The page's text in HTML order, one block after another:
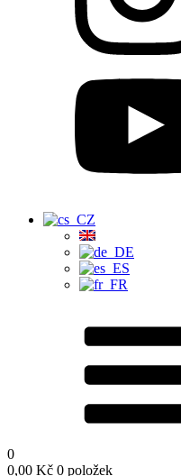
0
0,00 Kč 0 položek